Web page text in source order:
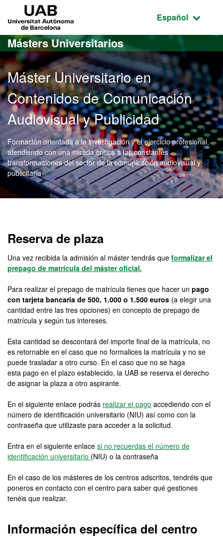
Acceso al contenido principal
Acceso a la navegación de la página
Idioma
Español
Másters Universitarios
Máster Universitario en
Contenidos de Comunicación
Audiovisual y Publicidad
Formación orientada a la investigación y el ejercicio profesional,
atendiendo con una mirada crítica a las constantes
transformaciones del sector de la comunicación audiovisual y
publicitaria
Reserva de plaza
Una vez recibida la admisión al máster tendrás que formalizar el
prepago de matrícula del máster oficial.
Para realizar el prepago de matrícula tienes que hacer un pago
con tarjeta bancaria de 500, 1.000 o 1.500 euros (a elegir una
cantidad entre las tres opciones) en concepto de prepago de
matrícula y según tus intereses.
Esta cantidad se descontará del importe final de la matrícula, no
es retornable en el caso que no formalices la matrícula y no se
puede trasladar a otro curso. En el caso que no se haga
esta pago en el plazo establecido, la UAB se reserva el derecho
de asignar la plaza a otro aspirante.
En el siguiente enlace podrás realizar el pago accediendo con el
número de identificación universitario (NIU) así como con la
contraseña que utilizaste para acceder a la solicitud.
Entra en el siguiente enlace si no recuerdas el número de
identificación universitario (NIU) o la contraseña
En el caso de los másteres de los centros adscritos, tendréis que
poneros en contacto con el centro para saber qué gestiones
tenéis que realizar.
Información específica del centro